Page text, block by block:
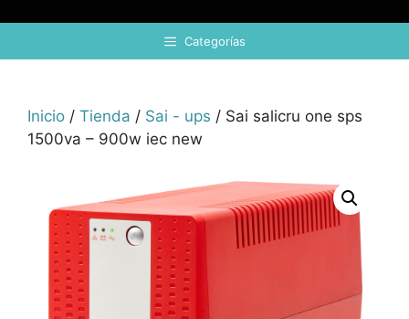
Categorías
Inicio / Tienda / Sai - ups / Sai salicru one sps
1500va – 900w iec new